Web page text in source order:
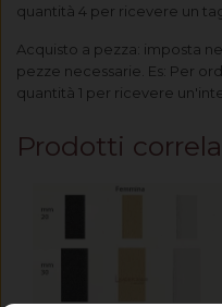
quantità 4 per ricevere un
Acquisto a pezza: imposta
pezze necessarie. Es: Per
quantità 1 per ricevere
Prodotti